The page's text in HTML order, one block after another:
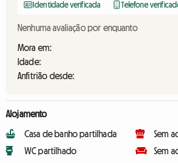
Identidade verificada Telefone
Nenhuma avaliação por enquanto
Mora em:
Idade:
Anfitrião desde:
Alojamento
Casa de banho partilhada
WC partilhado
Sem
Sem